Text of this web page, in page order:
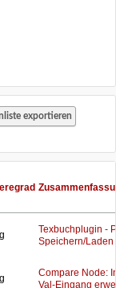
Texbuchplugin -
Speichern/Laden
Compare Node:
Val-Eingang